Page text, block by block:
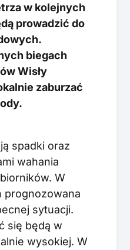
w kolejnych
prowadzić do
biegach
Wisły
zaburzać
spadki oraz
wahania
W
prognozowana
sytuacji.
się będą w
wysokiej. W